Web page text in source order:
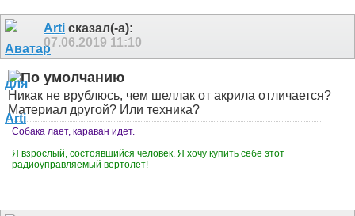
Arti сказал(-а):
07.06.2019 11:10
Никак не врублюсь, чем шеллак от акрила отличается?
Материал другой? Или техника?
Собака лает, караван идет.
Я взрослый, состоявшийся человек. Я хочу купить себе этот
радиоуправляемый вертолет!